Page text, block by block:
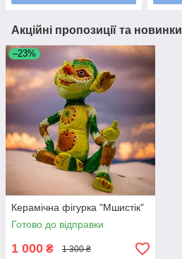
Акційні пропозиції та новинки
–23%
Керамічна фігурка "Мшистік"
Готово до відправки
1 000 ₴ 1 300 ₴